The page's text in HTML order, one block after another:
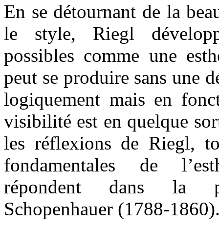
En se détournant de la
le style, Riegl
possibles comme une
peut se produire sans une
logiquement mais en
visibilité est en quelque
les réflexions de Riegl,
fondamentales de
répondent dans la
Schopenhauer (1788-